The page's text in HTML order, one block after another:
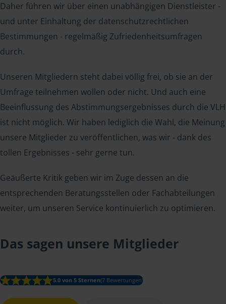
Daher führen wir über einen unabhängigen Dienstleister -
und unter Einhaltung der datenschutzrechtlichen
Bestimmungen - regelmäßig Zufriedenheitsumfragen
durch.
Unseren Mitgliedern steht dabei völlig frei, ob sie an der
Umfrage teilnehmen wollen oder nicht. Und auch eine
Beeinflussung des Abstimmungsergebnisses durch die VLH
ist nicht möglich. Wir haben lediglich die Wahl, die Meinung
unsere Mitglieder zu veröffentlichen, was wir - dank des
tollen Ergebnisses - sehr gerne tun.
Geäußerte Kritik geben wir im Zuge dessen an die
entsprechenden Beratungsstellen oder Fachabteilungen
weiter, um unseren Service kontinuierlich zu optimieren.
Das sagen unsere Mitglieder
5.0 von 5 Sternen(7 Bewertungen)